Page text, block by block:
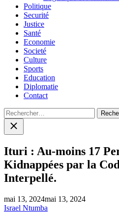
Politique
Securité
Justice
Santé
Economie
Societé
Culture
Sports
Education
Diplomatie
Contact
Rechercher :
Close
search
Ituri : Au-moins 17
Kidnappées par la
Interpellé.
mai 13, 2024mai 13, 2024
Israel Ntumba